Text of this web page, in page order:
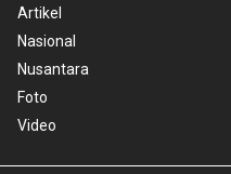
Artikel
Nasional
Nusantara
Foto
Video